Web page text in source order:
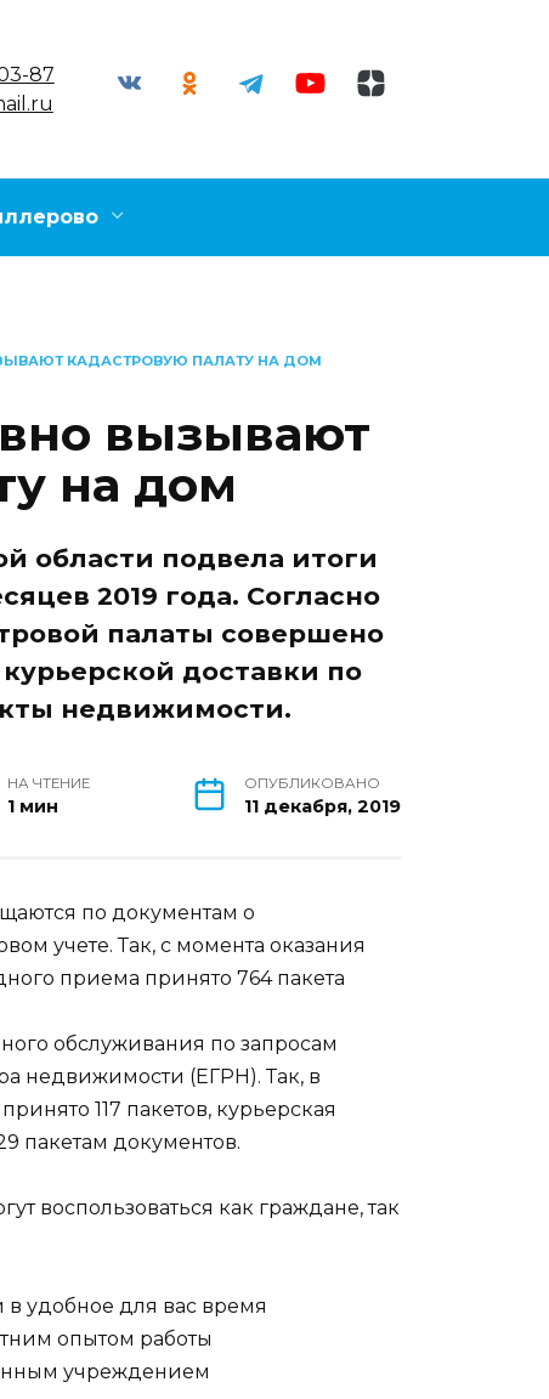
87
КАДАСТРОВУЮ ПАЛАТУ НА ДОМ
вызывают
на дом
области подвела итоги
2019 года. Согласно
палаты совершено
доставки по
недвижимости.
НА ЧТЕНИЕ
1 мин
ОПУБЛИКОВАНО
11 декабря, 2019
по документам о
учете. Так, с момента оказания
приема принято 764 пакета
обслуживания по запросам
недвижимости (ЕГРН). Так, в
117 пакетов, курьерская
пакетам документов.
воспользоваться как граждане, так
удобное для вас время
опытом работы
учреждением